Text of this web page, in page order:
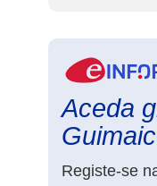
Aceda
Registe-se